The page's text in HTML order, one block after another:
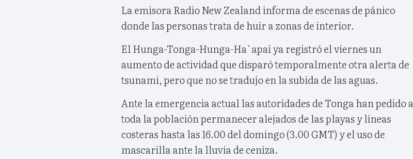
La emisora Radio New Zealand informa de escenas de pánico
donde las personas trata de huir a zonas de interior.
El Hunga-Tonga-Hunga-Ha`apai ya registró el viernes un
aumento de actividad que disparó temporalmente otra alerta de
tsunami, pero que no se tradujo en la subida de las aguas.
Ante la emergencia actual las autoridades de Tonga han pedido a
toda la población permanecer alejados de las playas y lineas
costeras hasta las 16.00 del domingo (3.00 GMT) y el uso de
mascarilla ante la lluvia de ceniza.